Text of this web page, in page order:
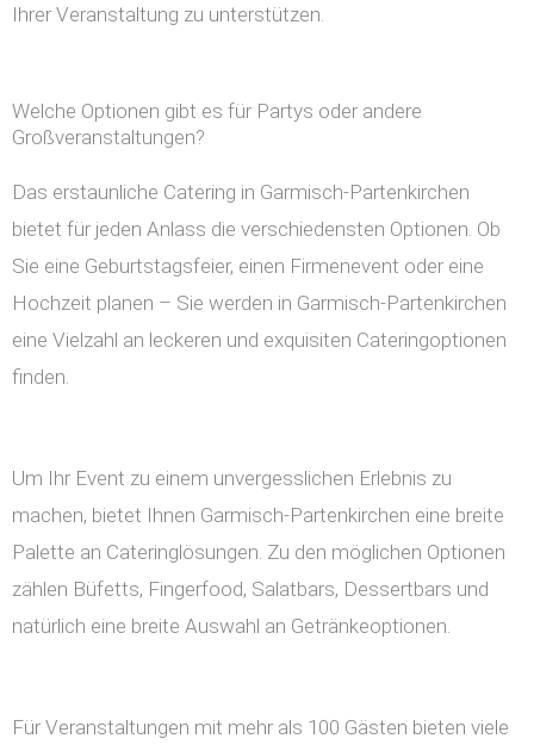
Ihrer Veranstaltung zu unterstützen.
Welche Optionen gibt es für Partys oder andere
Großveranstaltungen?
Das erstaunliche Catering in Garmisch-Partenkirchen
bietet für jeden Anlass die verschiedensten Optionen. Ob
Sie eine Geburtstagsfeier, einen Firmenevent oder eine
Hochzeit planen – Sie werden in Garmisch-Partenkirchen
eine Vielzahl an leckeren und exquisiten Cateringoptionen
finden.
Um Ihr Event zu einem unvergesslichen Erlebnis zu
machen, bietet Ihnen Garmisch-Partenkirchen eine breite
Palette an Cateringlösungen. Zu den möglichen Optionen
zählen Büfetts, Fingerfood, Salatbars, Dessertbars und
natürlich eine breite Auswahl an Getränkeoptionen.
Für Veranstaltungen mit mehr als 100 Gästen bieten viele